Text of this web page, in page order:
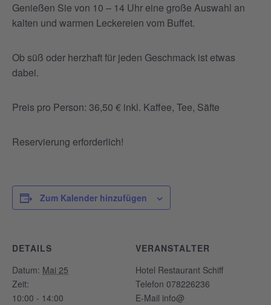
Genießen Sie von 10 – 14 Uhr eine große Auswahl an
kalten und warmen Leckereien vom Buffet.
Ob süß oder herzhaft für jeden Geschmack ist etwas
dabei.
Preis pro Person: 36,50 € inkl. Kaffee, Tee, Säfte
Reservierung erforderlich!
Zum Kalender hinzufügen
DETAILS
Datum: Mai 25
Zeit:
10:00 - 14:00
VERANSTALTER
Hotel Restaurant Schiff
Telefon 078226236
E-Mail info@